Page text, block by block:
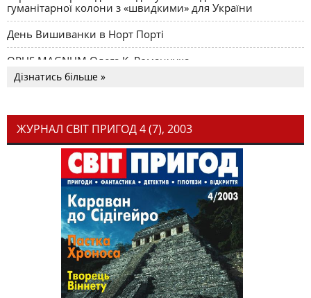
гуманітарної колони з «швидкими» для України
День Вишиванки в Норт Порті
OPUS MAGNUM Олега К. Романчука
Дізнатись більше »
ЖУРНАЛ СВІТ ПРИГОД 4 (7), 2003